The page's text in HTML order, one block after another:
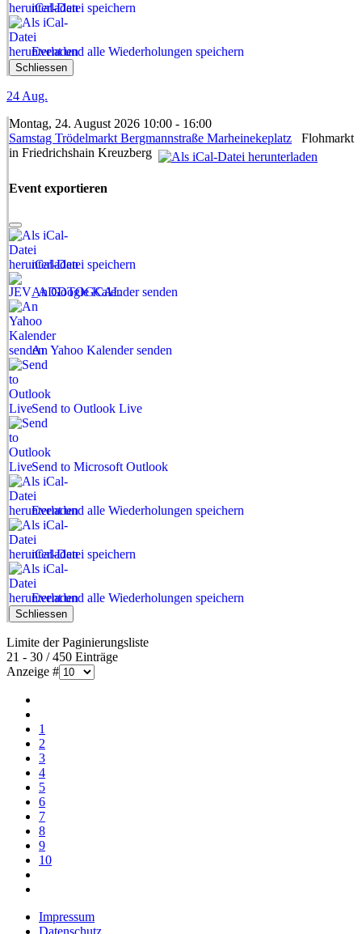
iCal-Datei speichern
Event und alle Wiederholungen speichern
Schliessen
24 Aug.
Montag, 24. August 2026 10:00 - 16:00
Samstag Trödelmarkt Bergmannstraße Marheinekeplatz Flohmarkt
in Friedrichshain Kreuzberg
Event exportieren
iCal-Datei speichern
An Google Kalender senden
An Yahoo Kalender senden
Send to Outlook Live
Send to Microsoft Outlook
Event und alle Wiederholungen speichern
iCal-Datei speichern
Event und alle Wiederholungen speichern
Schliessen
Limite der Paginierungsliste
21 - 30 / 450 Einträge
Anzeige #
1
2
3
4
5
6
7
8
9
10
Impressum
Datenschutz